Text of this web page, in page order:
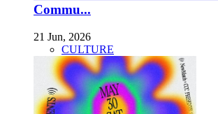
Commu...
21 Jun, 2026
CULTURE